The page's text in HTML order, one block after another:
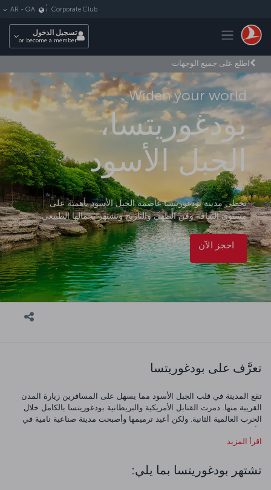
Toggle navigation
Corporate Club
AR - QA
تسجيل الدخول
or become a member
اطلع على جميع الوجهات
Widen your world
بودغوريتسا،
الجبل الأسود
تحظى مدينة بودغوريتسا عاصمة الجبل الأسود بأهمية على
مستوى الثقافة وفن الطهي والتاريخ وتشتهر بجمالها الطبيعي.
احجز الآن
تعرَّف على بودغوريتسا
تقع المدينة في قلب الجبل الأسود مما يسهل على المسافرين زيارة المدن
القريبة منها. دمرت القنابل الأمريكية والبريطانية بودغوريتسا بالكامل خلال
الحرب العالمية الثانية. ولكن أعيد ترميمها وأصبحت مدينة صناعية نامية في
اقرأ المزيد
تشتهر بودغوريتسا بما يلي: